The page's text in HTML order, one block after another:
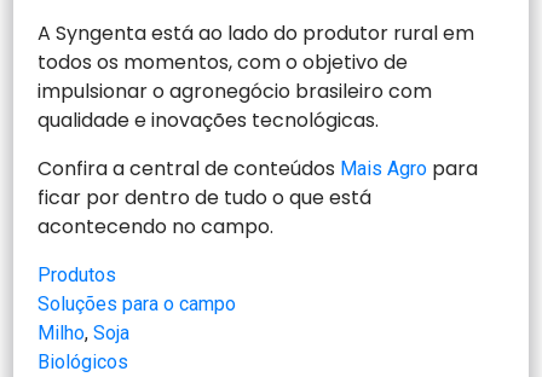
A Syngenta está ao lado do produtor rural em
todos os momentos, com o objetivo de
impulsionar o agronegócio brasileiro com
qualidade e inovações tecnológicas.
Confira a central de conteúdos Mais Agro para
ficar por dentro de tudo o que está
acontecendo no campo.
Produtos
Soluções para o campo
Milho, Soja
Biológicos